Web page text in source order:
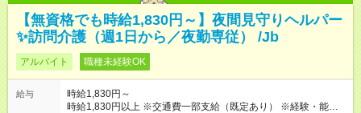
【無資格でも時給1,830円～】夜間見守りヘルパー
✨訪問介護（週1日から／夜勤専従） /Jb
アルバイト 職種未経験OK
給与
時給1,830円～
時給1,830円以上 ※交通費一部支給（既定あり） ※経験・能力を